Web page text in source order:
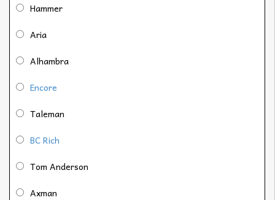
Hammer
Aria
Alhambra
Encore
Taleman
BC Rich
Tom Anderson
Axman